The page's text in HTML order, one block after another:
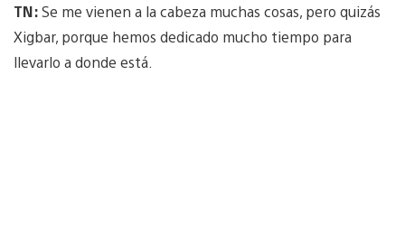
TN:Se me vienen a la cabeza muchas cosas, pero quizás
Xigbar, porque hemos dedicado mucho tiempo para
llevarlo a donde está.